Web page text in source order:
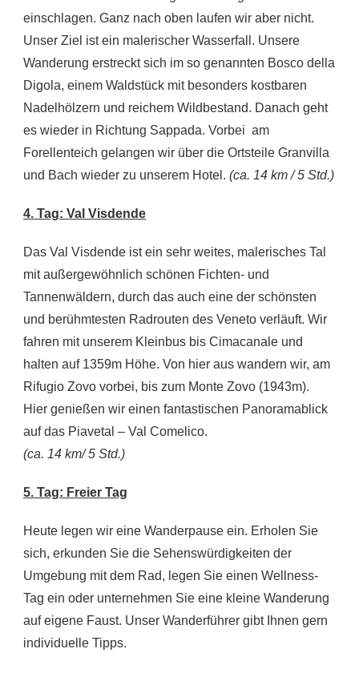
einschlagen. Ganz nach oben laufen wir aber nicht.
Unser Ziel ist ein malerischer Wasserfall. Unsere
Wanderung erstreckt sich im so genannten Bosco della
Digola, einem Waldstück mit besonders kostbaren
Nadelhölzern und reichem Wildbestand. Danach geht
es wieder in Richtung Sappada. Vorbei am
Forellenteich gelangen wir über die Ortsteile Granvilla
und Bach wieder zu unserem Hotel. (ca. 14 km / 5 Std.)
4. Tag: Val Visdende
Das Val Visdende ist ein sehr weites, malerisches Tal
mit außergewöhnlich schönen Fichten- und
Tannenwäldern, durch das auch eine der schönsten
und berühmtesten Radrouten des Veneto verläuft. Wir
fahren mit unserem Kleinbus bis Cimacanale und
halten auf 1359m Höhe. Von hier aus wandern wir, am
Rifugio Zovo vorbei, bis zum Monte Zovo (1943m).
Hier genießen wir einen fantastischen Panoramablick
auf das Piavetal – Val Comelico.
(ca. 14 km/ 5 Std.)
5. Tag: Freier Tag
Heute legen wir eine Wanderpause ein. Erholen Sie
sich, erkunden Sie die Sehenswürdigkeiten der
Umgebung mit dem Rad, legen Sie einen Wellness-
Tag ein oder unternehmen Sie eine kleine Wanderung
auf eigene Faust. Unser Wanderführer gibt Ihnen gern
individuelle Tipps.